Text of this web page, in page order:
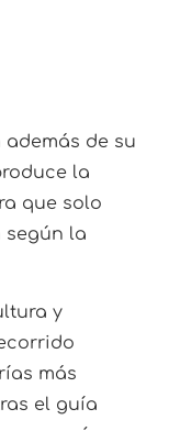
de su
la
que solo
según la
y
más
el guía